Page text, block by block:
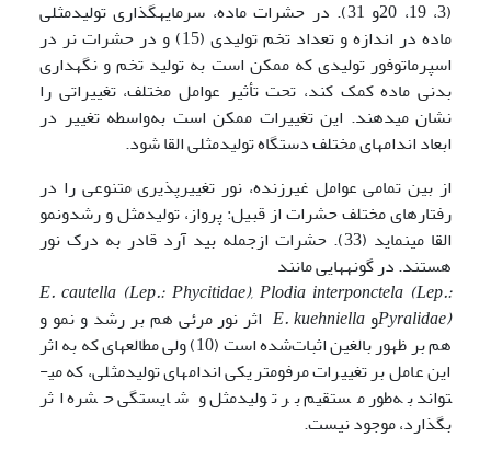
(3، 19، 20و 31). در حشرات ماده، سرمایه­گذاری تولیدمثلی
ماده در اندازه و تعداد تخم تولیدی (15) و در حشرات نر در
اسپرماتوفور تولیدی که ممکن است به تولید تخم و نگهداری
بدنی ماده کمک کند، تحت تأثیر عوامل مختلف، تغییراتی را
نشان می­دهند. این تغییرات ممکن است به‌واسطه تغییر در
ابعاد اندام­های مختلف دستگاه تولیدمثلی القا شود.
از بین تمامی عوامل غیرزنده، نور تغییرپذیری متنوعی را در
رفتارهای مختلف حشرات از قبیل: پرواز، تولیدمثل و رشد­و­نمو
القا می­نماید (33). حشرات ازجمله بید آرد قادر به درک نور
هستند. در گونه­هایی مانند
E. cautella (Lep.: Phycitidae), Plodia interponctela (Lep.:
Pyralidae)و E. kuehniella اثر نور مرئی هم بر رشد و نمو و
هم بر ظهور بالغین اثبات‌شده است (10) ولی مطالعه­ای که به اثر
این عامل بر تغییرات مرفومتریکی اندام­های تولیدمثلی، که می­
تواند به‌طور مستقیم بر تولیدمثل و شایستگی حشره اثر
بگذارد، موجود نیست.